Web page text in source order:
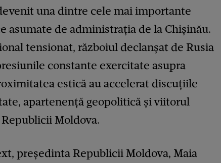
una dintre cele mai importante
asumate de administrația de la Chișinău.
tensionat, războiul declanșat de Rusia
constante exercitate asupra
estică au accelerat discuțiile
apartenență geopolitică și viitorul
Moldova.
președinta Republicii Moldova, Maia